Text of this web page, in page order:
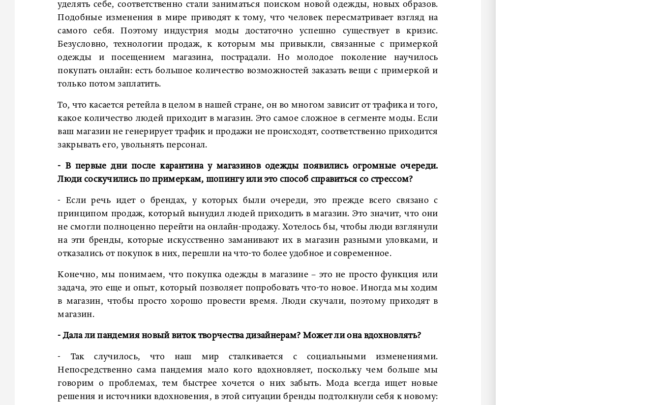
уделять себе, соответственно стали заниматься поиском новой одежды, новых образов.
Подобные изменения в мире приводят к тому, что человек пересматривает взгляд на
самого себя. Поэтому индустрия моды достаточно успешно существует в кризис.
Безусловно, технологии продаж, к которым мы привыкли, связанные с примеркой
одежды и посещением магазина, пострадали. Но молодое поколение научилось
покупать онлайн: есть большое количество возможностей заказать вещи с примеркой и
только потом заплатить.
То, что касается ретейла в целом в нашей стране, он во многом зависит от трафика и того,
какое количество людей приходит в магазин. Это самое сложное в сегменте моды. Если
ваш магазин не генерирует трафик и продажи не происходят, соответственно приходится
закрывать его, увольнять персонал.
- В первые дни после карантина у магазинов одежды появились огромные очереди.
Люди соскучились по примеркам, шопингу или это способ справиться со стрессом?
- Если речь идет о брендах, у которых были очереди, это прежде всего связано с
принципом продаж, который вынудил людей приходить в магазин. Это значит, что они
не смогли полноценно перейти на онлайн-продажу. Хотелось бы, чтобы люди взглянули
на эти бренды, которые искусственно заманивают их в магазин разными уловками, и
отказались от покупок в них, перешли на что-то более удобное и современное.
Конечно, мы понимаем, что покупка одежды в магазине – это не просто функция или
задача, это еще и опыт, который позволяет попробовать что-то новое. Иногда мы ходим
в магазин, чтобы просто хорошо провести время. Люди скучали, поэтому приходят в
магазин.
- Дала ли пандемия новый виток творчества дизайнерам? Может ли она вдохновлять?
- Так случилось, что наш мир сталкивается с социальными изменениями.
Непосредственно сама пандемия мало кого вдохновляет, поскольку чем больше мы
говорим о проблемах, тем быстрее хочется о них забыть. Мода всегда ищет новые
решения и источники вдохновения, в этой ситуации бренды подтолкнули себя к новому: